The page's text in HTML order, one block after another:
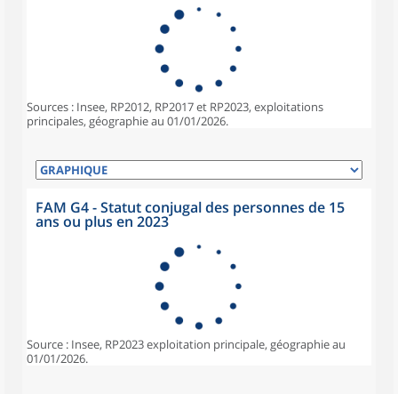
Sources : Insee, RP2012, RP2017 et RP2023, exploitations
principales, géographie au 01/01/2026.
FAM G4 - Statut conjugal des personnes de 15
ans ou plus en 2023
Source : Insee, RP2023 exploitation principale, géographie au
01/01/2026.